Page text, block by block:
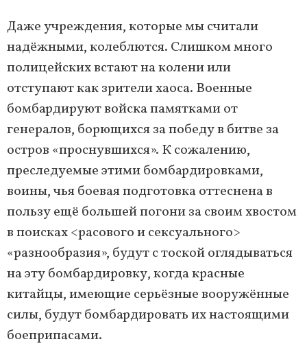
Даже учреждения, которые мы считали
надёжными, колеблются. Слишком много
полицейских встают на колени или
отступают как зрители хаоса. Военные
бомбардируют войска памятками от
генералов, борющихся за победу в битве за
остров «проснувшихся». К сожалению,
преследуемые этими бомбардировками,
воины, чья боевая подготовка оттеснена в
пользу ещё большей погони за своим хвостом
в поисках <расового и сексуального>
«разнообразия», будут с тоской оглядываться
на эту бомбардировку, когда красные
китайцы, имеющие серьёзные вооружённые
силы, будут бомбардировать их настоящими
боеприпасами.